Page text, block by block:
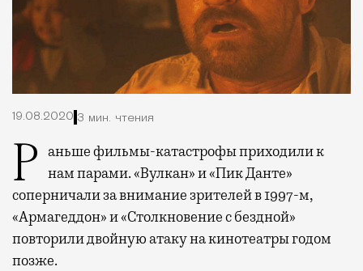
19.08.2020 3 мин. чтения
Раньше фильмы-катастрофы приходили к нам парами. «Вулкан» и «Пик Данте»
соперничали за внимание зрителей в 1997-м,
«Армагеддон» и «Столкновение с бездной»
повторили двойную атаку на кинотеатры годом
позже.